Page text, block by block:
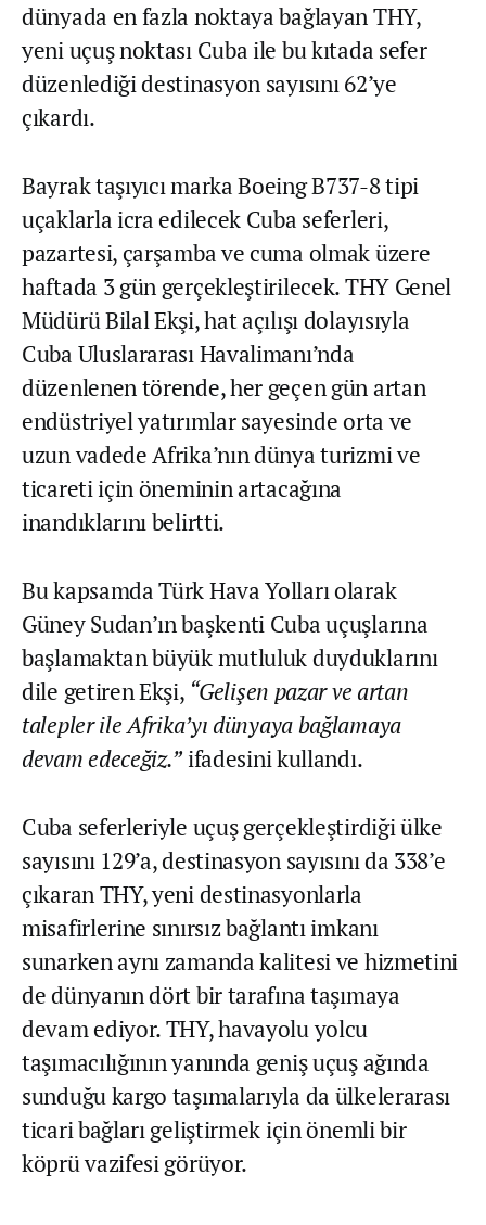
dünyada en fazla noktaya bağlayan THY,
yeni uçuş noktası Cuba ile bu kıtada sefer
düzenlediği destinasyon sayısını 62’ye
çıkardı.
Bayrak taşıyıcı marka Boeing B737-8 tipi
uçaklarla icra edilecek Cuba seferleri,
pazartesi, çarşamba ve cuma olmak üzere
haftada 3 gün gerçekleştirilecek. THY Genel
Müdürü Bilal Ekşi, hat açılışı dolayısıyla
Cuba Uluslararası Havalimanı’nda
düzenlenen törende, her geçen gün artan
endüstriyel yatırımlar sayesinde orta ve
uzun vadede Afrika’nın dünya turizmi ve
ticareti için öneminin artacağına
inandıklarını belirtti.
Bu kapsamda Türk Hava Yolları olarak
Güney Sudan’ın başkenti Cuba uçuşlarına
başlamaktan büyük mutluluk duyduklarını
dile getiren Ekşi, “Gelişen pazar ve artan
talepler ile Afrika’yı dünyaya bağlamaya
devam edeceğiz.” ifadesini kullandı.
Cuba seferleriyle uçuş gerçekleştirdiği ülke
sayısını 129’a, destinasyon sayısını da 338’e
çıkaran THY, yeni destinasyonlarla
misafirlerine sınırsız bağlantı imkanı
sunarken aynı zamanda kalitesi ve hizmetini
de dünyanın dört bir tarafına taşımaya
devam ediyor. THY, havayolu yolcu
taşımacılığının yanında geniş uçuş ağında
sunduğu kargo taşımalarıyla da ülkelerarası
ticari bağları geliştirmek için önemli bir
köprü vazifesi görüyor.